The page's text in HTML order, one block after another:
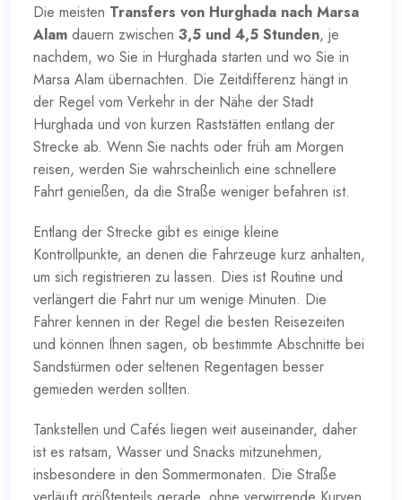
Die meisten Transfers von Hurghada nach Marsa
Alam dauern zwischen 3,5 und 4,5 Stunden, je
nachdem, wo Sie in Hurghada starten und wo Sie in
Marsa Alam übernachten. Die Zeitdifferenz hängt in
der Regel vom Verkehr in der Nähe der Stadt
Hurghada und von kurzen Raststätten entlang der
Strecke ab. Wenn Sie nachts oder früh am Morgen
reisen, werden Sie wahrscheinlich eine schnellere
Fahrt genießen, da die Straße weniger befahren ist.
Entlang der Strecke gibt es einige kleine
Kontrollpunkte, an denen die Fahrzeuge kurz anhalten,
um sich registrieren zu lassen. Dies ist Routine und
verlängert die Fahrt nur um wenige Minuten. Die
Fahrer kennen in der Regel die besten Reisezeiten
und können Ihnen sagen, ob bestimmte Abschnitte bei
Sandstürmen oder seltenen Regentagen besser
gemieden werden sollten.
Tankstellen und Cafés liegen weit auseinander, daher
ist es ratsam, Wasser und Snacks mitzunehmen,
insbesondere in den Sommermonaten. Die Straße